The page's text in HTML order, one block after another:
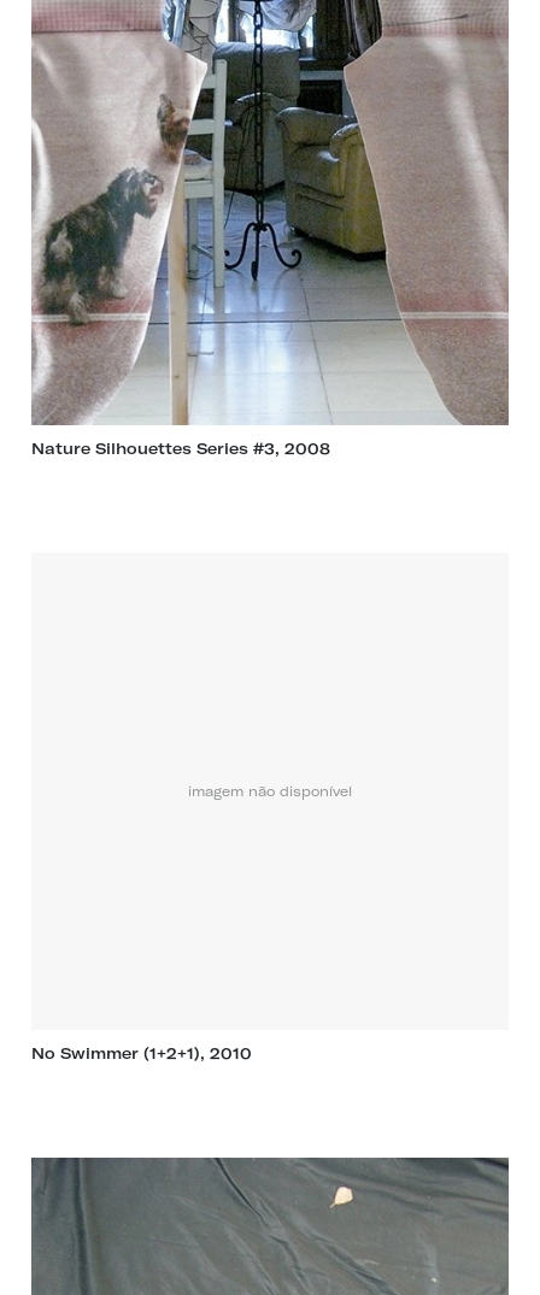
Nature Silhouettes Series #3, 2008
imagem não disponível
No Swimmer (1+2+1), 2010